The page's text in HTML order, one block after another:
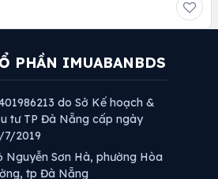
PHẦN IMUABANBDS
do Sở Kế hoạch &
tư TP Đà Nẵng cấp ngày
7/2019
Nguyễn Sơn Hà, phường Hòa
tp Đà Nẵng